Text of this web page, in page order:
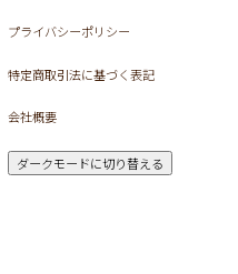
プライバシーポリシー
特定商取引法に基づく表記
会社概要
ダークモードに切り替える